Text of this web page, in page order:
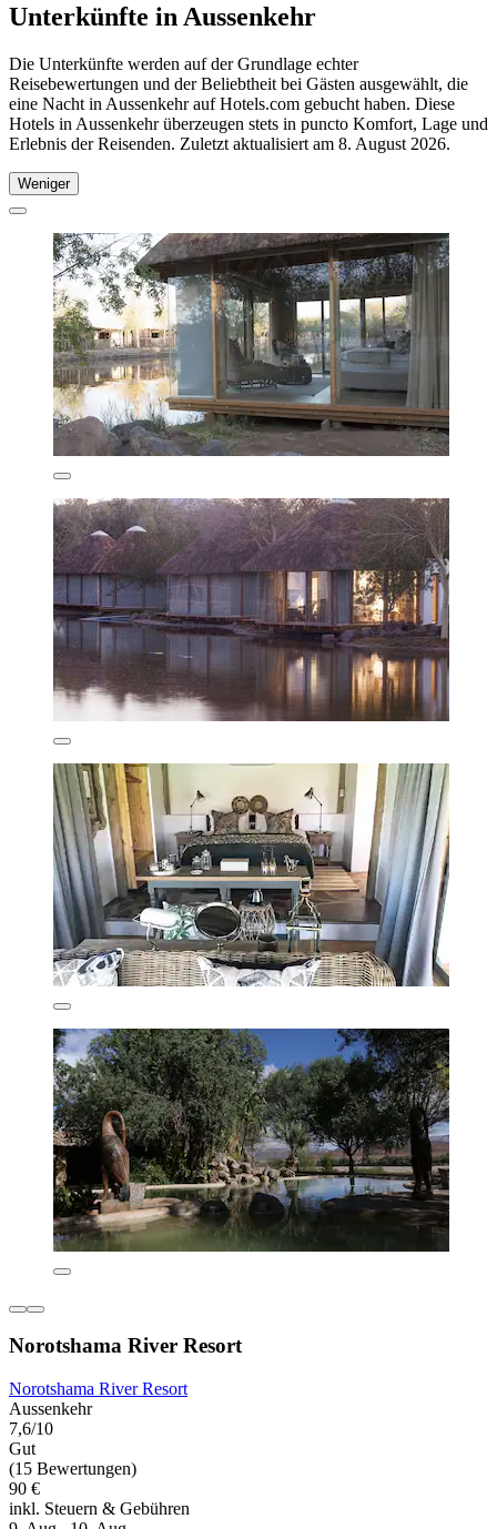
Unterkünfte in Aussenkehr
Die Unterkünfte werden auf der Grundlage echter
Reisebewertungen und der Beliebtheit bei Gästen ausgewählt, die
eine Nacht in Aussenkehr auf Hotels.com gebucht haben. Diese
Hotels in Aussenkehr überzeugen stets in puncto Komfort, Lage und
Erlebnis der Reisenden. Zuletzt aktualisiert am 8. August 2026.
Weniger
Norotshama River Resort
Norotshama River Resort
Aussenkehr
7,6/10
Gut
(15 Bewertungen)
90 €
inkl. Steuern & Gebühren